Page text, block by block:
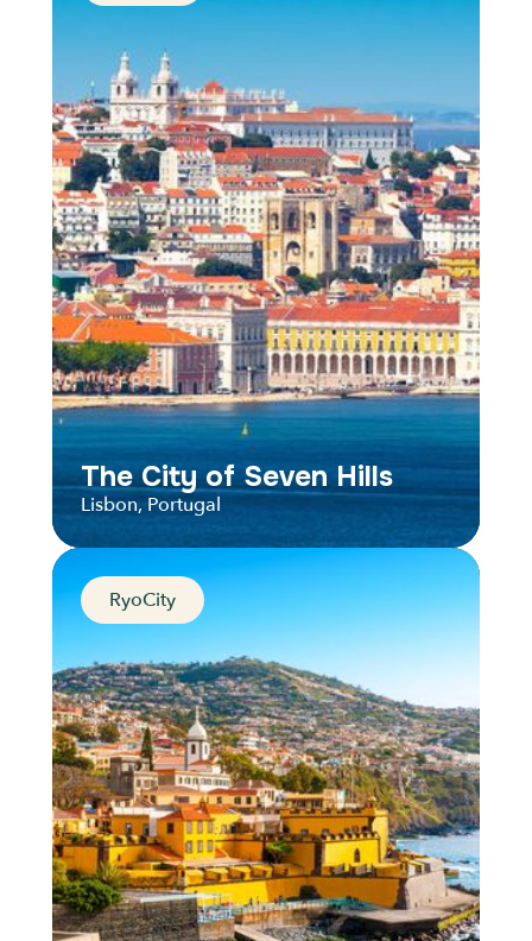
The City of Seven Hills
Lisbon, Portugal
The City of Seven Hills
Lisbon, Portugal
Distance
Durée
Audios Parcours
RyoCity